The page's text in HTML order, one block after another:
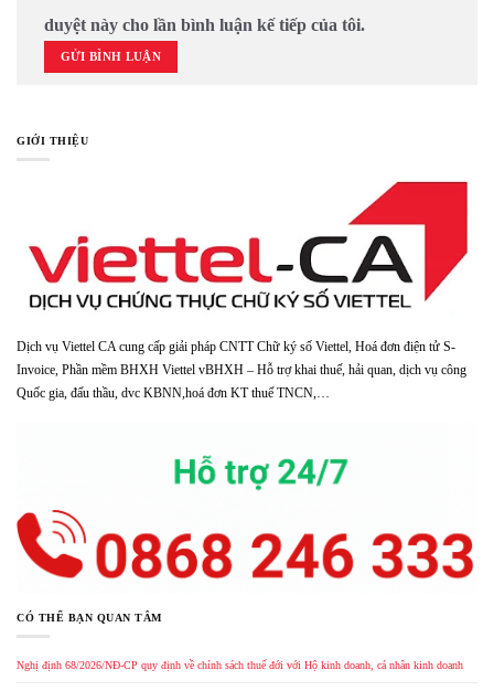
duyệt này cho lần bình luận kế tiếp của tôi.
GIỚI THIỆU
Dịch vụ Viettel CA cung cấp giải pháp CNTT Chữ ký số Viettel, Hoá đơn điện tử S-
Invoice, Phần mềm BHXH Viettel vBHXH – Hỗ trợ khai thuế, hải quan, dịch vụ công
Quốc gia, đấu thầu, dvc KBNN,hoá đơn KT thuế TNCN,…
CÓ THỂ BẠN QUAN TÂM
Nghị định 68/2026/NĐ-CP quy định về chính sách thuế đới với Hộ kinh doanh, cá nhân kinh doanh